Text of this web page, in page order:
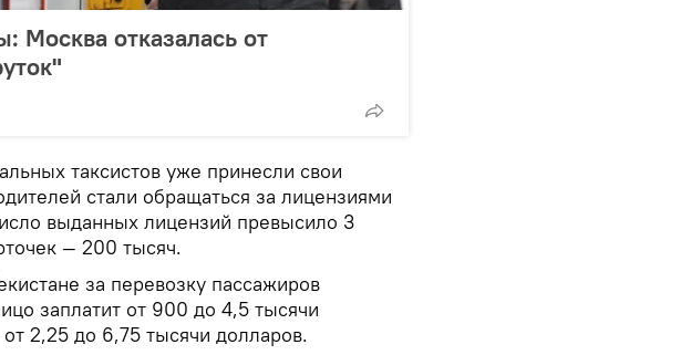
Москва отказалась от
таксистов уже принесли свои
стали обращаться за лицензиями
выданных лицензий превысило 3
— 200 тысяч.
за перевозку пассажиров
заплатит от 900 до 4,5 тысячи
2,25 до 6,75 тысячи долларов.